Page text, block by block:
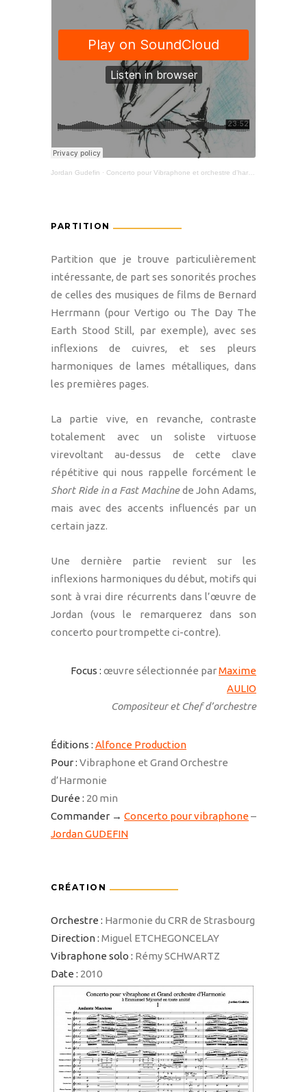
Jordan Gudefin · Concerto pour Vibraphone et orchestre d'harmonie
PARTITION
Partition que je trouve particulièrement
intéressante, de part ses sonorités proches
de celles des musiques de films de Bernard
Herrmann (pour Vertigo ou The Day The
Earth Stood Still, par exemple), avec ses
inflexions de cuivres, et ses pleurs
harmoniques de lames métalliques, dans
les premières pages.
La partie vive, en revanche, contraste
totalement avec un soliste virtuose
virevoltant au-dessus de cette clave
répétitive qui nous rappelle forcément le
Short Ride in a Fast Machinede John Adams,
mais avec des accents influencés par un
certain jazz.
Une dernière partie revient sur les
inflexions harmoniques du début, motifs qui
sont à vrai dire récurrents dans l’œuvre de
Jordan (vous le remarquerez dans son
concerto pour trompette ci-contre).
Focus : œuvre sélectionnée parMaxime
AULIO
Compositeur et Chef d’orchestre
Éditions : Alfonce Production
Pour : Vibraphone et Grand Orchestre
d’Harmonie
Durée : 20 min
Commander → Concerto pour vibraphone–
Jordan GUDEFIN
CRÉATION
Orchestre : Harmonie du CRR de Strasbourg
Direction : Miguel ETCHEGONCELAY
Vibraphone solo : Rémy SCHWARTZ
Date : 2010